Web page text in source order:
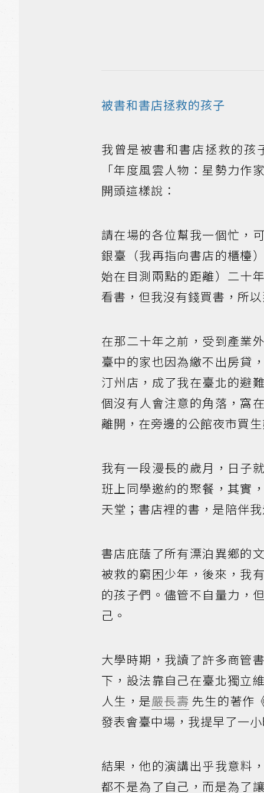
被書和書店拯救的孩子
我曾是被書和書店拯救的
「年度風雲人物：星勢力
開頭這樣說：
請在場的各位幫我一個忙，
銀臺（我再指向書店的櫃檯
始在目測兩點的距離）二十
看書，但我沒有錢買書，所
在那二十年之前，受到產業
臺中的家也因為繳不出房貸
汀州店，成了我在臺北的避
個沒有人會注意的角落，窩
離開，在旁邊的公館夜市買
我有一段漫長的歲月，日子
班上同學邀約的聚餐，其實
天堂；書店裡的書，是陪伴
書店庇蔭了所有漂泊異鄉的
被救的窮困少年，後來，我
的孩子們。儘管不自量力，
己。
大學時期，我讀了許多商管
下，設法靠自己在臺北獨立
人生，是嚴長壽 先生的著作
發表會臺中場，我提早了一
結果，他的演講出乎我意料
都不是為了自己，而是為了